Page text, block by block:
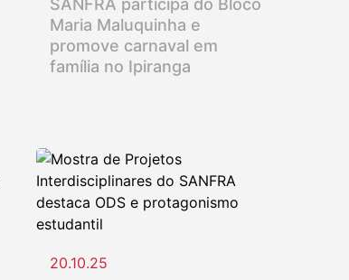
SANFRA participa do Bloco
Maria Maluquinha e
promove carnaval em
família no Ipiranga
20.10.25